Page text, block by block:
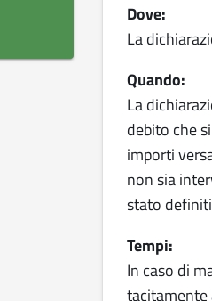
Dove:
La
Quando:
La
debito che
importi
non sia
stato
Tempi:
In caso di
tacitamente